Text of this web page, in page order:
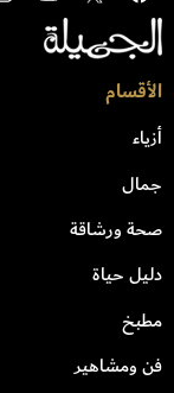
الأقسام
أزياء
جمال
صحة ورشاقة
دليل حياة
مطبخ
فن ومشاهير